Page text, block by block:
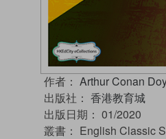
作者： Arthur Conan
出版社： 香港教育城
出版日期： 01/2020
叢書： English Classic